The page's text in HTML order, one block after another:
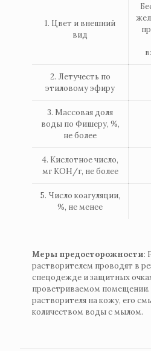
1. Цвет и внешний
вид
2. Летучесть по
этиловому эфиру
3. Массовая доля
воды по Фишеру, %,
не более
4. Кислотное число,
мг КОН/г, не более
5. Число коагуляции,
%, не менее
Меры предосторожности:
растворителем проводят в
спецодежде и защитных
проветриваемом
растворителя на кожу, его
количеством воды с мылом.